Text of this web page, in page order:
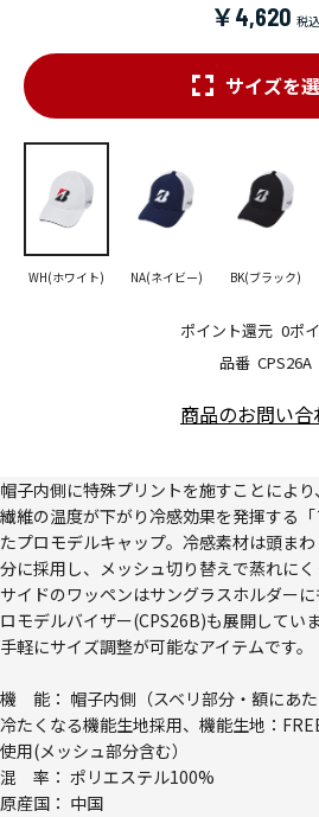
￥4,620
品番 CPS26A
ポイント還元 0ポ
サイズを
WH(ホワイト) NA(ネイビー) BK(ブラック)
商品のお問い合
帽子内側に特殊プリントを施すことによ
繊維の温度が下がり冷感効果を発揮する
たプロモデルキャップ。冷感素材は頭ま
分に採用し、メッシュ切り替えで蒸れにく
サイドのワッペンはサングラスホルダー
ロモデルバイザー(CPS26B)も展開してい
手軽にサイズ調整が可能なアイテムです。
機 能： 帽子内側（スベリ部分・額にあ
冷たくなる機能生地採用、機能生地：
使用(メッシュ部分含む）
混 率： ポリエステル100%
原産国： 中国